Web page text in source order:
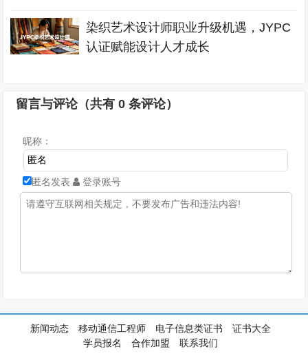
染织艺术设计师职业升级机遇，JYPC
认证赋能设计人才成长
留言与评论（共有0 条评论）
昵称：
匿名发表 登录账号
新闻动态 移动通信工程师 电子信息类证书
证书大全
学员报名
合作加盟 联系我们